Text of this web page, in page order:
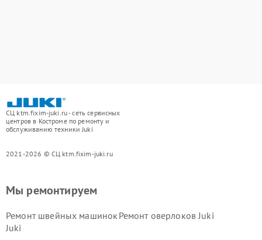
СЦ ktm.fixim-juki.ru - сеть сервисных
центров в Костроме по ремонту и
обслуживанию техники Juki
2021-2026 © СЦ ktm.fixim-juki.ru
Мы ремонтируем
Ремонт швейных машинок
Juki
Ремонт оверлоков Juki